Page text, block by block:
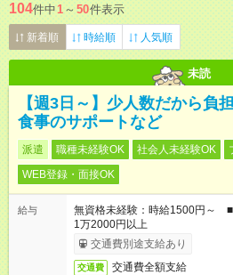
104件中1 ～ 50件表示
新着順 時給順 人気順
未読
【週3日～】少人数だから負
食事のサポートなど
派遣 職種未経験OK 社会人未経験OK
WEB登録・面接OK
給与
無資格未経験：時給1500円～
1万2000円以上
交通費別途支給あり
交通費 交通費全額支給